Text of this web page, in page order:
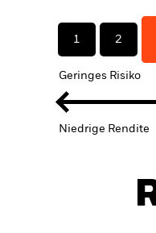
1 2
Geringes Risiko
Niedrige Rendite